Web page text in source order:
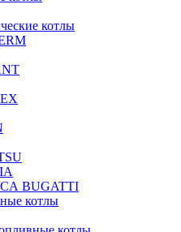
котлы
BUGATTI
котлы